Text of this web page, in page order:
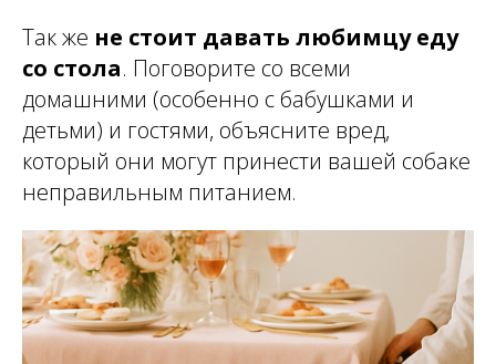
Так же не стоит давать любимцу еду
со стола. Поговорите со всеми
домашними (особенно с бабушками и
детьми) и гостями, объясните вред,
который они могут принести вашей собаке
неправильным питанием.